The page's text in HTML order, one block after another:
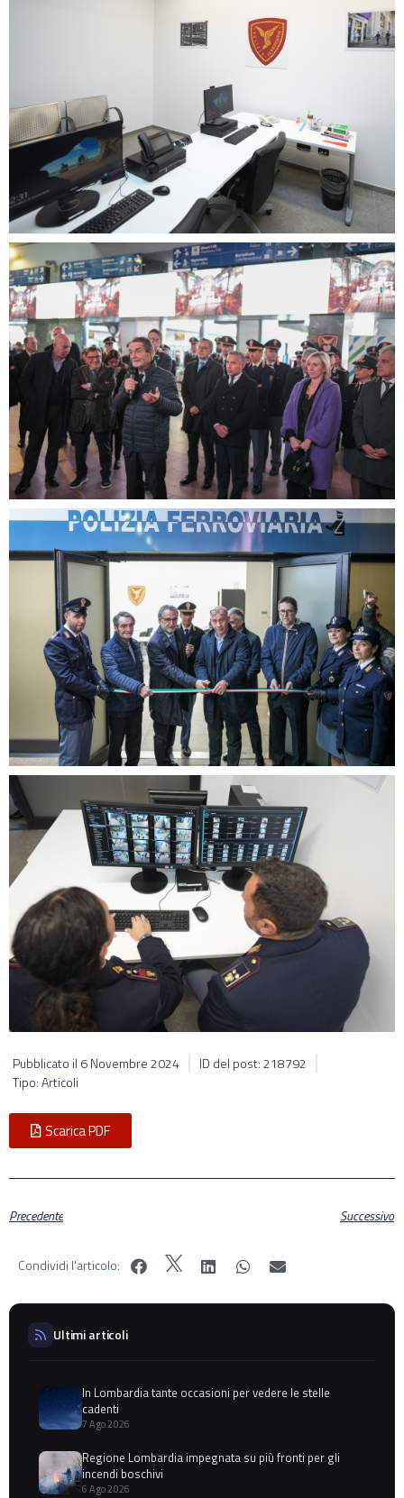
Pubblicato il 6 Novembre 2024
ID del post: 218792
Tipo: Articoli
Scarica PDF
Precedente Successivo
Condividi l'articolo:
Ultimi articoli
In Lombardia tante occasioni per vedere le stelle
cadenti
7 Ago 2026
Regione Lombardia impegnata su più fronti per gli
incendi boschivi
6 Ago 2026